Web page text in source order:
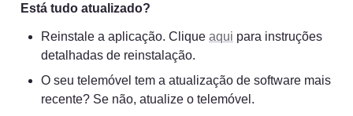
Está tudo atualizado?
Reinstale a aplicação. Clique aqui para instruções
detalhadas de reinstalação.
O seu telemóvel tem a atualização de software mais
recente? Se não, atualize o telemóvel.